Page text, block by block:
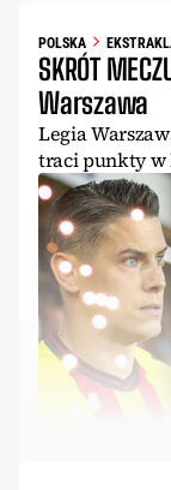
POLSKA
SKRÓT
Warszawa
Legia
traci punkty w